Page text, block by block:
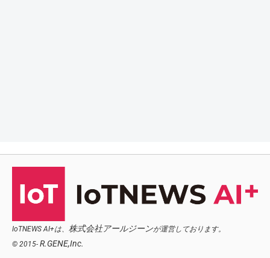
IoTNEWS AI+は、 株式会社アールジーンが運営しております。
© 2015- R.GENE,Inc.